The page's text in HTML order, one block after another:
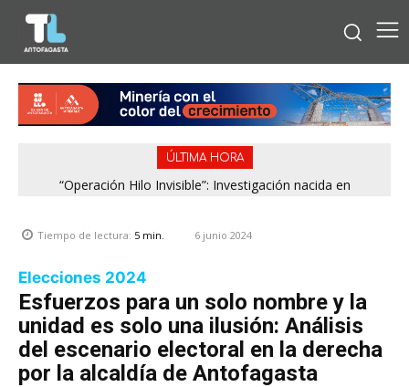
ÚLTIMA HORA
“Operación Hilo Invisible”: Investigación nacida en
Tiempo de lectura: 5 min. 6 junio 2024
Elecciones 2024
Esfuerzos para un solo nombre y la
unidad es solo una ilusión: Análisis
del escenario electoral en la derecha
por la alcaldía de Antofagasta